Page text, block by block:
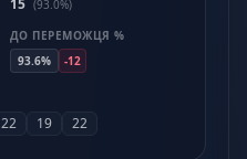
15 (93.0%)
ДО ПЕРЕМОЖЦЯ %
93.6%
-12
22 19 22